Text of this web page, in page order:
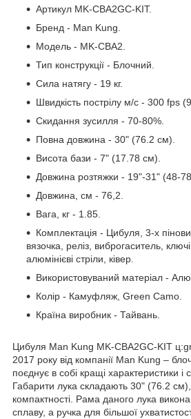
Артикул MK-CBА2GC-KIT.
Бренд - Man Kung.
Модель - MK-CBA2.
Тип конструкції - Блочний.
Сила натягу - 19 кг.
Швидкість пострілу м/с - 300 fps
Скидання зусилля - 70-80%.
Повна довжина - 30" (76.2 см).
Висота бази - 7" (17.78 см).
Довжина розтяжки - 19"-31" (48-
Довжина, см - 76,2.
Вага, кг - 1.85.
Комплектація - Цибуля, 3-х
вязочка, реліз, виброгаситель,
алюмінієві стріли, ківер.
Використовуваний матеріал -
Колір - Камуфляж, Green Camo.
Країна виробник - Тайвань.
Цибуля Man Kung MK-CBA2GC-KIT
2017 року від компанії Man Kung –
поєднує в собі кращі характеристики і
Габарити лука складають 30" (76.2
компактності. Рама даного лука
сплаву, а ручка для більшої